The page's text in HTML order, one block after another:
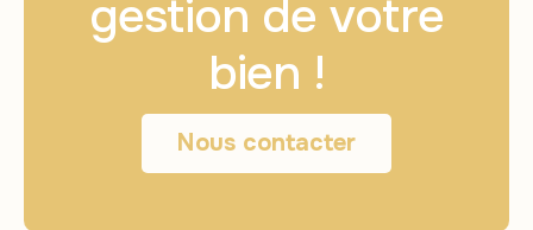
gestion de votre
bien !
Nous contacter